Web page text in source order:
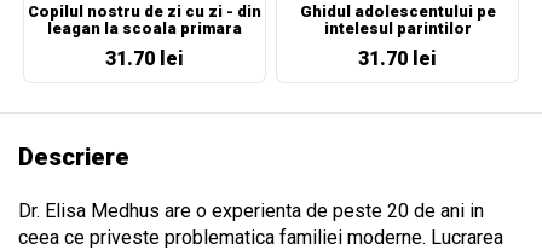
Copilul nostru de zi cu zi - din
leagan la scoala primara
31.70 lei
Ghidul adolescentului pe
intelesul parintilor
31.70 lei
Descriere
Dr. Elisa Medhus are o experienta de peste 20 de ani in
ceea ce priveste problematica familiei moderne. Lucrarea